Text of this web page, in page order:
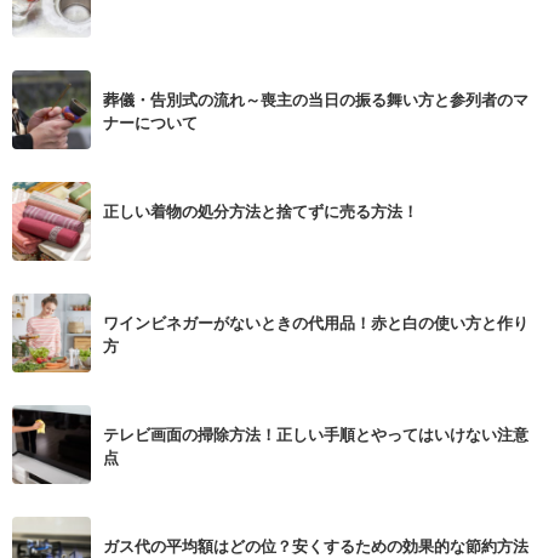
葬儀・告別式の流れ～喪主の当日の振る舞い方と参列者のマ
ナーについて
正しい着物の処分方法と捨てずに売る方法！
ワインビネガーがないときの代用品！赤と白の使い方と作り
方
テレビ画面の掃除方法！正しい手順とやってはいけない注意
点
ガス代の平均額はどの位？安くするための効果的な節約方法